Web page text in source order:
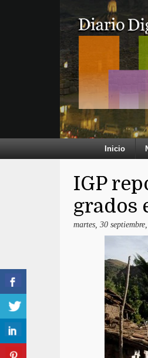
Inicio
IGP
grados
martes, 30